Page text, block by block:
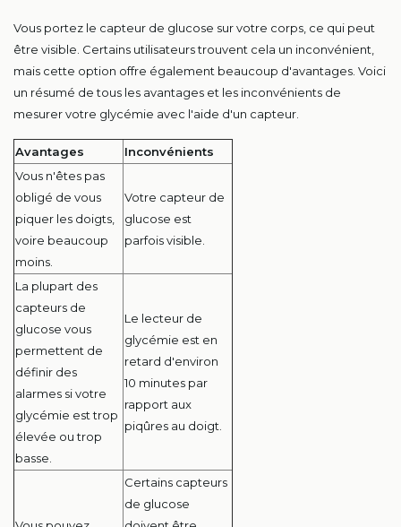
Vous portez le capteur de glucose sur votre corps, ce qui peut
être visible. Certains utilisateurs trouvent cela un inconvénient,
mais cette option offre également beaucoup d'avantages. Voici
un résumé de tous les avantages et les inconvénients de
mesurer votre glycémie avec l'aide d'un capteur.
Avantages
Inconvénients
Vous n'êtes pas
obligé de vous
piquer les doigts,
voire beaucoup
moins.
Votre capteur de
glucose est
parfois visible.
La plupart des
capteurs de
glucose vous
permettent de
définir des
alarmes si votre
glycémie est trop
élevée ou trop
basse.
Le lecteur de
glycémie est en
retard d'environ
10 minutes par
rapport aux
piqûres au doigt.
Certains capteurs
de glucose